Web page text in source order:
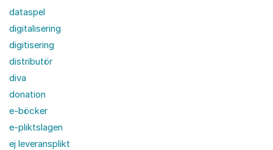
dataspel
digitalisering
digitisering
distributör
diva
donation
e-böcker
e-pliktslagen
ej leveransplikt